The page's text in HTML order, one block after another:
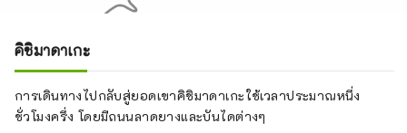
คิชิมาดาเกะ
การเดินทางไปกลับสู่ยอดเขาคิชิมาดาเกะใช้เวลาประมาณหนึ่ง
ชั่วโมงครึ่ง โดยมีถนนลาดยางและบันไดต่างๆ